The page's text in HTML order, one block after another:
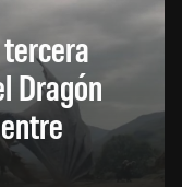
Dragón